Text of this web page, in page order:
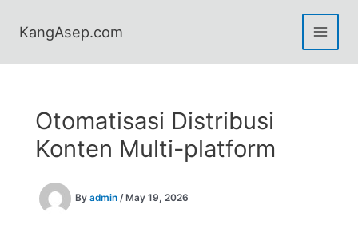
KangAsep.com
Otomatisasi Distribusi
Konten Multi-platform
By admin / May 19, 2026